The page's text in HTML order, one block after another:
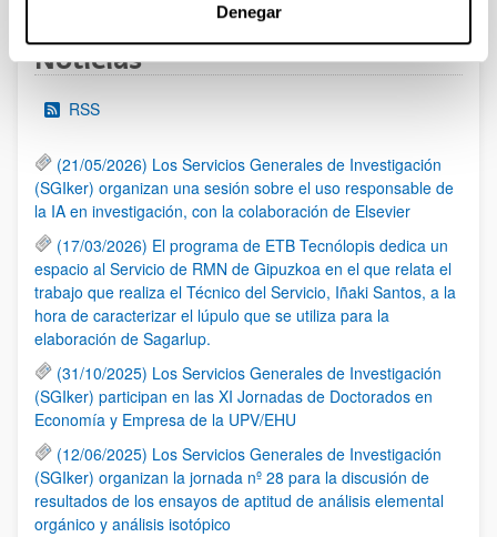
Denegar
Noticias
RSS
(21/05/2026) Los Servicios Generales de Investigación
(SGIker) organizan una sesión sobre el uso responsable de
la IA en investigación, con la colaboración de Elsevier
(17/03/2026) El programa de ETB Tecnólopis dedica un
espacio al Servicio de RMN de Gipuzkoa en el que relata el
trabajo que realiza el Técnico del Servicio, Iñaki Santos, a la
hora de caracterizar el lúpulo que se utiliza para la
elaboración de Sagarlup.
(31/10/2025) Los Servicios Generales de Investigación
(SGIker) participan en las XI Jornadas de Doctorados en
Economía y Empresa de la UPV/EHU
(12/06/2025) Los Servicios Generales de Investigación
(SGIker) organizan la jornada nº 28 para la discusión de
resultados de los ensayos de aptitud de análisis elemental
orgánico y análisis isotópico